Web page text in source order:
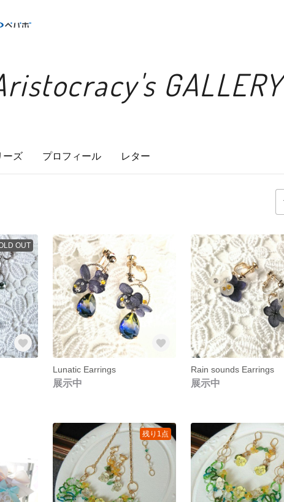
GALLERY
ーズ プロフィール レター
OUT
Lunatic Earrings
展示中
Rain sounds Earrings
展示中
残り1点